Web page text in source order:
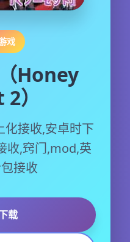
戏
Honey
）
化接收,安卓时下
收,窍门,mod,英
接收
载